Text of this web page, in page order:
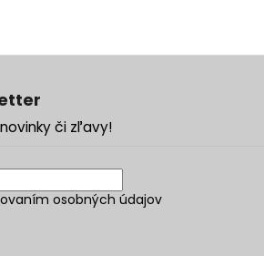
či zľavy!
osobných údajov